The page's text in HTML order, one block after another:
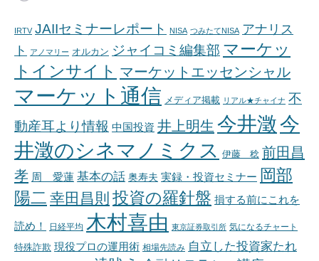
IRTV JAIIセミナーレポート NISA つみたてNISA アナリス
ト
アノマリー オルカン ジャイコミ編集部 マーケッ
トインサイト マーケットエッセンシャル
マーケット通信 メディア掲載 リアル★チャイナ 不
動産耳より情報 中国投資 井上明生 今井澂今
井澂のシネマノミクス 伊藤 稔 前田昌
孝 周 愛蓮 基本の話 奥寿夫 実録・投資セミナー 岡部
陽二 幸田昌則 投資の羅針盤 損する前にこれを
読め！ 日経平均 木村喜由 東京証券取引所 気になるチャート
特殊詐欺 現役プロの運用術 相場先読み 自立した投資家たれ